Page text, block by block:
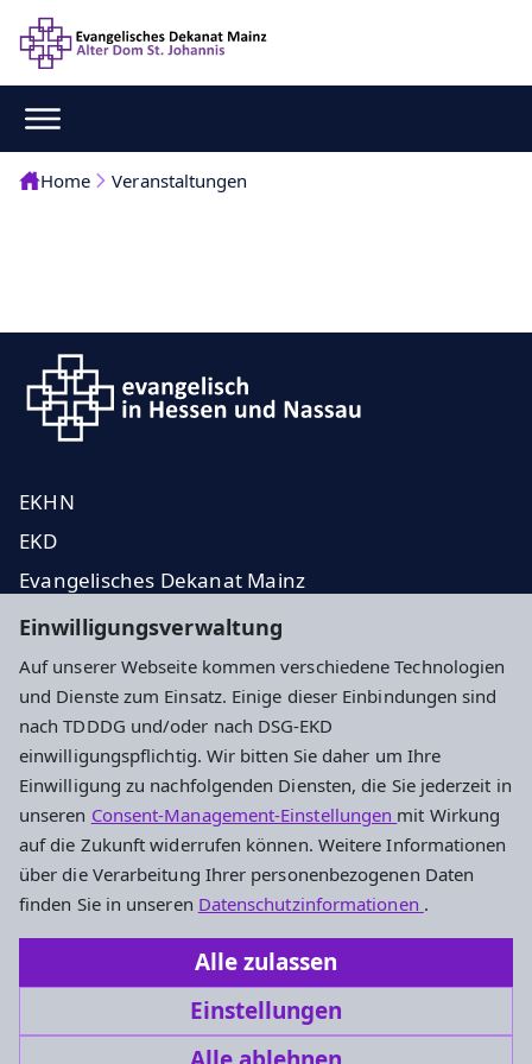
Einwilligungsverwaltung
Auf unserer Webseite kommen verschiedene Technologien
und Dienste zum Einsatz. Einige dieser Einbindungen sind
nach TDDDG und/oder nach DSG-EKD
einwilligungspflichtig. Wir bitten Sie daher um Ihre
Einwilligung zu nachfolgenden Diensten, die Sie jederzeit in
unseren Consent-Management-Einstellungen mit Wirkung
auf die Zukunft widerrufen können. Weitere Informationen
über die Verarbeitung Ihrer personenbezogenen Daten
finden Sie in unseren Datenschutzinformationen .
Alle zulassen
Einstellungen
Home Veranstaltungen
EKHN
EKD
Evangelisches Dekanat Mainz
Presseanfragen
Kontakt
Alter Dom St. Johannis Mainz - Ev. Dekanat Mainz
Kaiserstr. 37
55116 Mainz
alterdommainz@ekhn.de